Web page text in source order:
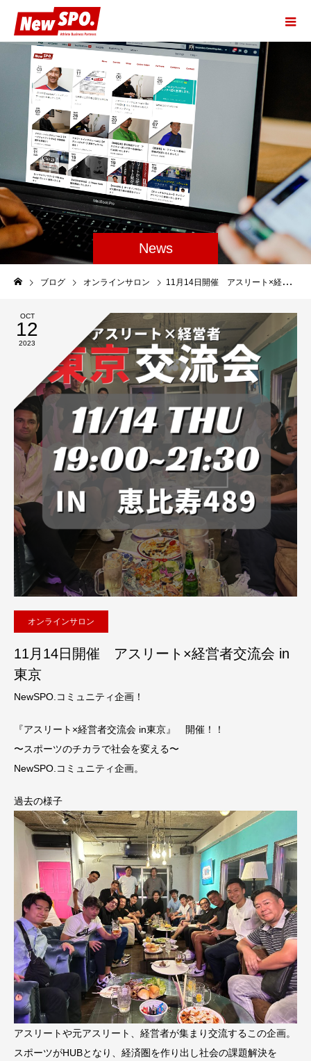
News
ブログ オンラインサロン 11月14日開催 アスリート×経営者交流会 in東京
OCT
12
2023
オンラインサロン
11月14日開催 アスリート×経営者交流会 in
東京
NewSPO.コミュニティ企画！
『アスリート×経営者交流会 in東京』 開催！！
〜スポーツのチカラで社会を変える〜
NewSPO.コミュニティ企画。
過去の様子
アスリートや元アスリート、経営者が集まり交流するこの企画。
スポーツがHUBとなり、経済圏を作り出し社会の課題解決を